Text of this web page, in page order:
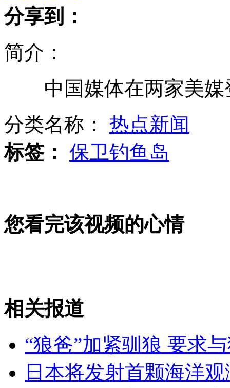
直击北京铁路客流 北京站破13万
90后男生秀近景魔术 惊呆台湾学妹
空中直击上海出城高速大拥堵
无痛分娩是否安全 医生回应
分享到：
简介：
中国媒体在两家美媒
分类名称： 热点新闻
标签： 保卫钓鱼岛
您看完该视频的心情
相关报道
“狼爸”加紧驯狼 要求
日本将发射首颗海洋